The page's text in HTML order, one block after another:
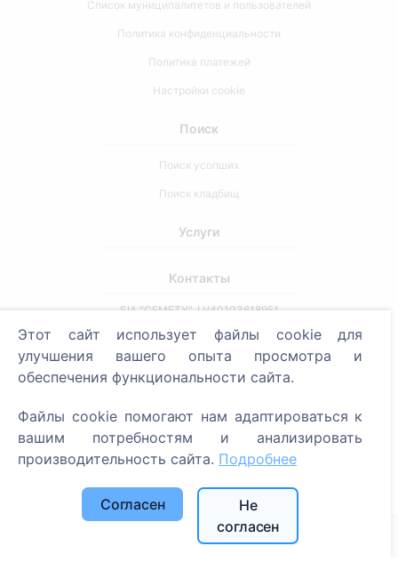
Список муниципалитетов и пользователей
Политика конфиденциальности
Политика платежей
Настройки cookie
Поиск
Поиск усопших
Поиск кладбищ
Услуги
Контакты
SIA "CEMETY", LV40103618951
371 29144816
info@cemety.lv
Мы работаем по всей стране!
© 2013 - 2026 Cemety Все права защищены
Политика конфиденциальности и условия.
Этот сайт использует файлы cookie для
улучшения вашего опыта просмотра и
обеспечения функциональности сайта.
Файлы cookie помогают нам адаптироваться к
вашим потребностям и анализировать
производительность сайта. Подробнее
Согласен
Не
согласен